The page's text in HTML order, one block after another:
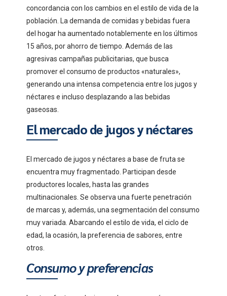
concordancia con los cambios en el estilo de vida de la
población. La demanda de comidas y bebidas fuera
del hogar ha aumentado notablemente en los últimos
15 años, por ahorro de tiempo. Además de las
agresivas campañas publicitarias, que busca
promover el consumo de productos «naturales»,
generando una intensa competencia entre los jugos y
néctares e incluso desplazando a las bebidas
gaseosas.
El mercado de jugos y néctares
El mercado de jugos y néctares a base de fruta se
encuentra muy fragmentado. Participan desde
productores locales, hasta las grandes
multinacionales. Se observa una fuerte penetración
de marcas y, además, una segmentación del consumo
muy variada. Abarcando el estilo de vida, el ciclo de
edad, la ocasión, la preferencia de sabores, entre
otros.
Consumo y preferencias